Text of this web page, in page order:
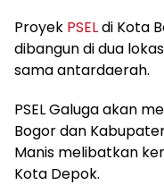
Proyek PSELdi Kota
dibangun di dua
sama antardaerah.
PSEL Galuga akan
Bogor dan
Manis melibatkan
Kota Depok.